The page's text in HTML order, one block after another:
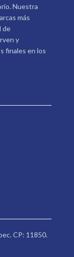
Nuestra
más
de
y
finales en los
CP: 11850.